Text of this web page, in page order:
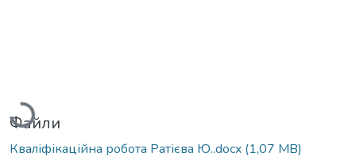
Вантажиться...
Файли
Кваліфікаційна робота Ратієва Ю..docx (1,07 MB)